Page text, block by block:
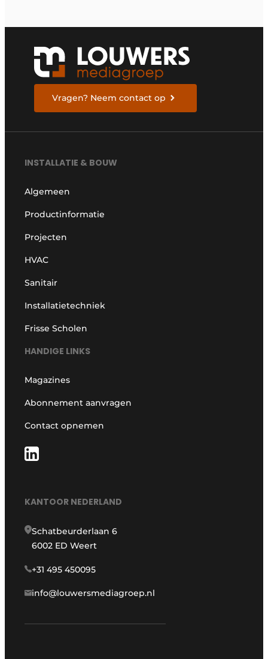
Vragen? Neem contact op
INSTALLATIE & BOUW
Algemeen
Productinformatie
Projecten
HVAC
Sanitair
Installatietechniek
Frisse Scholen
HANDIGE LINKS
Magazines
Abonnement aanvragen
Contact opnemen
KANTOOR NEDERLAND
Schatbeurderlaan 6
6002 ED Weert
+31 495 450095
info@louwersmediagroep.nl